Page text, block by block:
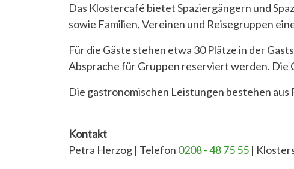
Das Klostercafé bietet Spaziergängern und
sowie Familien, Vereinen und Reisegruppen
Für die Gäste stehen etwa 30 Plätze in der
Absprache für Gruppen reserviert werden. Die
Die gastronomischen Leistungen bestehen
Kontakt
Petra Herzog | Telefon 0208 - 48 75 55 |